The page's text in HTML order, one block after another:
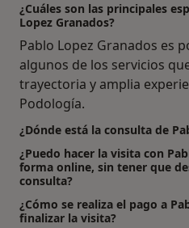
¿Cuáles son las principales
Lopez Granados?
Pablo Lopez Granados es
algunos de los servicios
trayectoria y amplia
Podología.
¿Dónde está la consulta de
¿Puedo hacer la visita con
forma online, sin tener que
consulta?
¿Cómo se realiza el pago a
finalizar la visita?